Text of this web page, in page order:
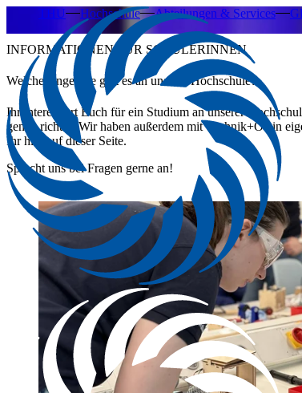
THU Hochschule Abteilungen & Services
INFORMATIONEN FÜR SCHÜLERINNEN
Welche Angebote gibt es an unserer Hochschule?
Ihr interessiert Euch für ein Studium an unserer
genau richtig. Wir haben außerdem mit Technik+O ein
Ihr hier auf dieser Seite.
Sprecht uns bei Fragen gerne an!